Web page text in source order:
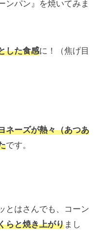
ンパン』を焼いてみま
した食感に！（焦げ目
ネーズが熱々（あつあ
です。
とはさんでも、コーン
らと焼き上がりまし